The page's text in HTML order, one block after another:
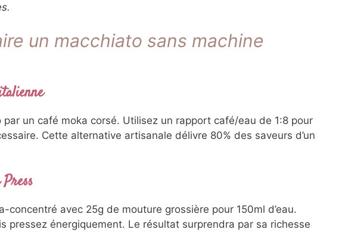
un macchiato sans machine
par un café moka corsé. Utilisez un rapport café/eau de 1:8 pour
Cette alternative artisanale délivre 80% des saveurs d’un
concentré avec 25g de mouture grossière pour 150ml d’eau.
pressez énergiquement. Le résultat surprendra par sa richesse